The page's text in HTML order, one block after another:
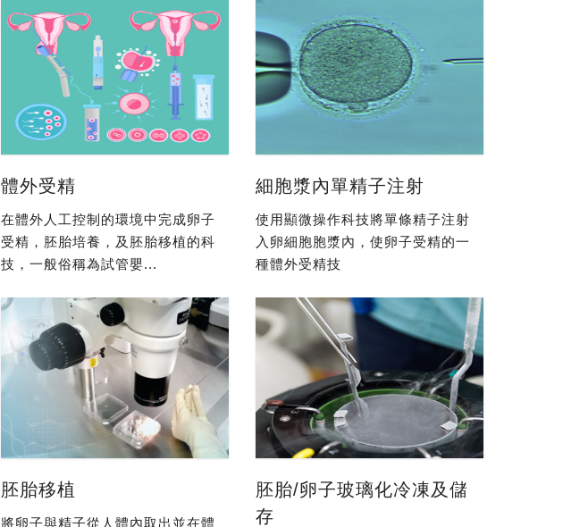
體外受精
在體外人工控制的環境中完成卵子
受精，胚胎培養，及胚胎移植的科
技，一般俗稱為試管嬰...
細胞漿內單精子注射
使用顯微操作科技將單條精子注射
入卵細胞胞漿內，使卵子受精的一
種體外受精技
胚胎移植
將卵子與精子從人體內取出並在體
胚胎/卵子玻璃化冷凍及儲
存